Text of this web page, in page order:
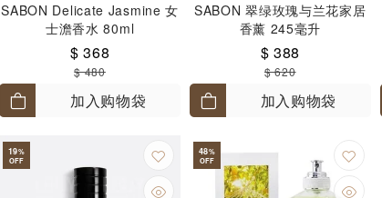
SABON Delicate Jasmine 女
士澹香水 80ml
$ 368
$ 480
加入购物袋
SABON 翠绿玫瑰与兰花家居
香薰 245毫升
$ 388
$ 620
加入购物袋
19%
OFF
48%
OFF